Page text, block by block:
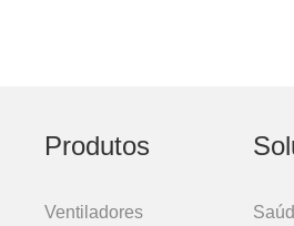
Produtos
Ventiladores